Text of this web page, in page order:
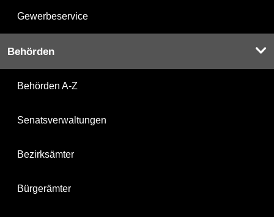
Gewerbeservice
Behörden
Behörden A-Z
Senatsverwaltungen
Bezirksämter
Bürgerämter